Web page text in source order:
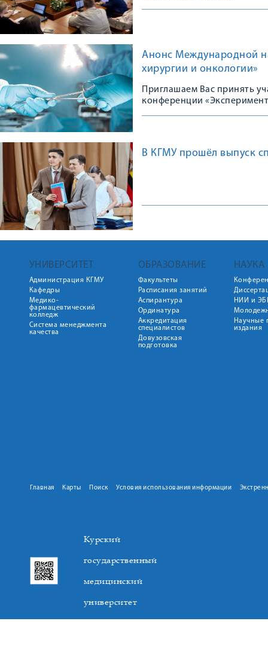
Анонс Международной
хирургии и онкологии»
Приглашаем Вас принять
конференции
В КГМУ прошёл выпуск
УНИВЕРСИТЕТ
Администрация КГМУ
Кафедры
Медико-
фармацевтический
колледж
Система менеджмента
качества
ОБРАЗОВАНИЕ
Факультеты
Расписания занятий
Аспирантура
Ординатура
Аккредитация
специалистов
Довузовская
подготовка
НАУКА
НИИ и
Научные
издания
Главная Карты Поиск Условия использования информации
Курский
государственный
медицинский
университет